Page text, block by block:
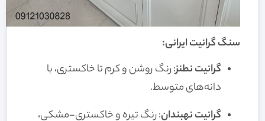
سنگ گرانیت ایرانی:
گرانیت نطنز: رنگ روشن و کرم تا خاکستری، با
دانه‌های متوسط.
گرانیت نهبندان: رنگ تیره و خاکستری-مشکی،